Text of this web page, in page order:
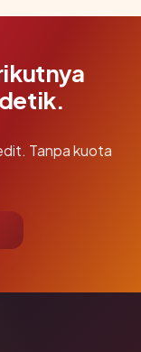
Tanpa kuota